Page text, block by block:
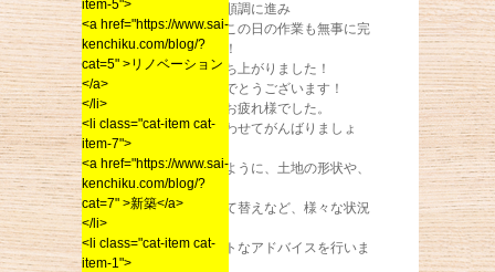
そして、工事も順調に進み
暗くなる頃にはこの日の作業も無事に完
了となりました！
立派なイエが立ち上がりました！
Ｕ様本当におめでとうございます！
スタッフの皆様お疲れ様でした。
完成まで力を合わせてがんばりましょ
上で書きましたように、土地の形状や、
現在お住まいの
リフォームや立て替えなど、様々な状況
建築の悩みベストなアドバイスを行いま
item-5">
<a href="https://www.sai-
kenchiku.com/blog/?
cat=5" >リノベーション
</a>
</li>
<li class="cat-item cat-
item-7">
<a href="https://www.sai-
kenchiku.com/blog/?
cat=7" >新築</a>
</li>
<li class="cat-item cat-
item-1">